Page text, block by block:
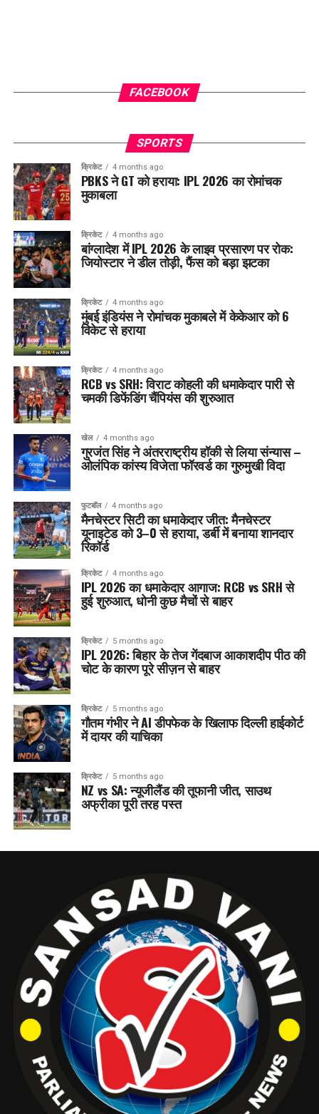
FACEBOOK
SPORTS
क्रिकेट 4 months ago
PBKS ने GT को हराया: IPL 2026 का रोमांचक
मुकाबला
क्रिकेट 4 months ago
बांग्लादेश में IPL 2026 के लाइव प्रसारण पर रोक:
जियोस्टार ने डील तोड़ी, फैंस को बड़ा झटका
क्रिकेट 4 months ago
मुंबई इंडियंस ने रोमांचक मुकाबले में केकेआर को 6
विकेट से हराया
क्रिकेट 4 months ago
RCB vs SRH: विराट कोहली की धमाकेदार पारी से
चमकी डिफेंडिंग चैंपियंस की शुरुआत
खेल 4 months ago
गुरजंत सिंह ने अंतरराष्ट्रीय हॉकी से लिया संन्यास –
ओलंपिक कांस्य विजेता फॉरवर्ड का गुरुमुखी विदा
फुटबॉल 4 months ago
मैनचेस्टर सिटी का धमाकेदार जीत: मैनचेस्टर
यूनाइटेड को 3–0 से हराया, डर्बी में बनाया शानदार
रिकॉर्ड
क्रिकेट 4 months ago
IPL 2026 का धमाकेदार आगाज: RCB vs SRH से
हुई शुरुआत, धोनी कुछ मैचों से बाहर
क्रिकेट 5 months ago
IPL 2026: बिहार के तेज गेंदबाज आकाशदीप पीठ की
चोट के कारण पूरे सीज़न से बाहर
क्रिकेट 5 months ago
गौतम गंभीर ने AI डीपफेक के खिलाफ दिल्ली हाईकोर्ट
में दायर की याचिका
क्रिकेट 5 months ago
NZ vs SA: न्यूजीलैंड की तूफानी जीत, साउथ
अफ्रीका पूरी तरह पस्त